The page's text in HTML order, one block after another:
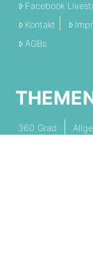
Facebook
Kontakt
AGBs
360 Grad